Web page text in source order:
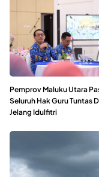
Pemprov Maluku Utara
Seluruh Hak Guru Tuntas
Jelang Idulfitri